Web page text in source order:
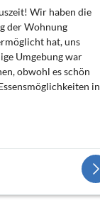
Wir haben die
der Wohnung
hat, uns
Umgebung war
obwohl es schön
in